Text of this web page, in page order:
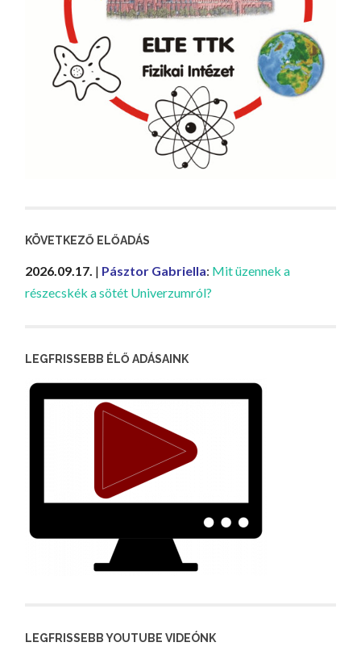
KÖVETKEZŐ ELŐADÁS
2026.09.17. | Pásztor Gabriella: Mit üzennek a
részecskék a sötét Univerzumról?
LEGFRISSEBB ÉLŐ ADÁSAINK
LEGFRISSEBB YOUTUBE VIDEÓNK